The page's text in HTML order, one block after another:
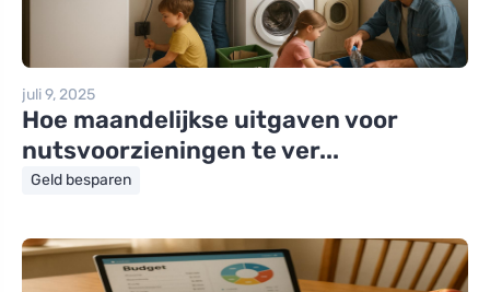
juli 9, 2025
Hoe maandelijkse uitgaven voor
nutsvoorzieningen te ver...
Geld besparen